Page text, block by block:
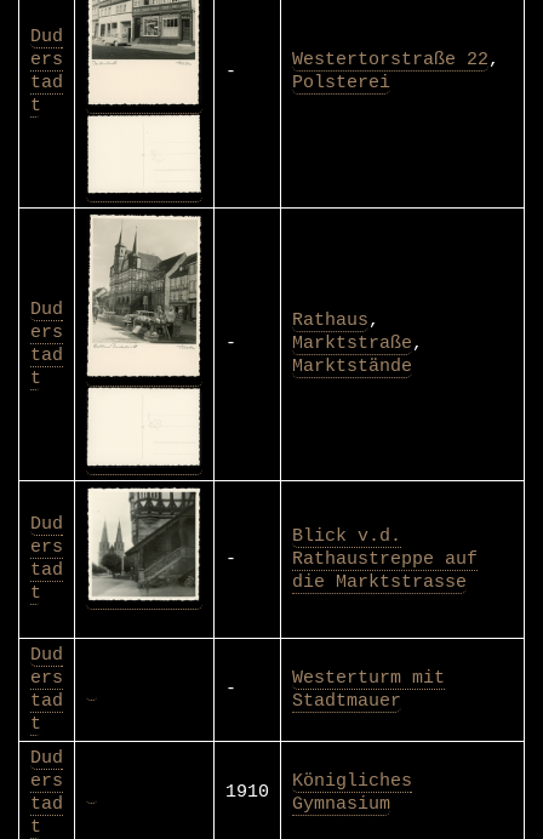
Dud
ers
tad
t
-
Westertorstraße 22,
Polsterei
Dud
ers
tad
t
-
Rathaus,
Marktstraße,
Marktstände
Dud
ers
tad
t
-
Blick v.d.
Rathaustreppe auf
die Marktstrasse
Dud
ers
tad
t
-
Westerturm mit
Stadtmauer
Dud
ers
tad
t
1910
Königliches
Gymnasium